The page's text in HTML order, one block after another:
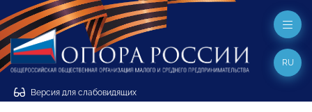
Версия для слабовидящих
RU